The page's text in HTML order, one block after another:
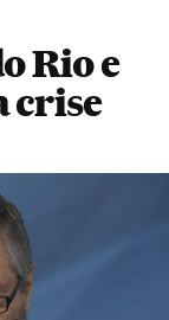
Rio e
crise